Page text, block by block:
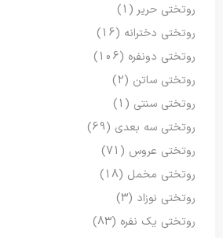
روتختی حریر (1)
روتختی دخترانه (16)
روتختی دونفره (106)
روتختی ساتن (2)
روتختی سنتی (1)
روتختی سه بعدی (69)
روتختی عروس (71)
روتختی مخمل (18)
روتختی نوزاد (3)
روتختی یک نفره (83)